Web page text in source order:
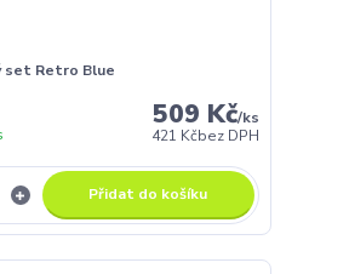
set Retro Blue
509 Kč/ks
421 Kčbez DPH
Přidat do košíku